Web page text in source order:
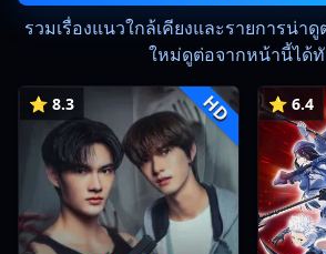
รวมเรื่องแนวใกล้เคียงและรายการน่าดู
ใหม่ดูต่อจากหน้านี้ได้
⭐ 8.3 HD ⭐ 6.4